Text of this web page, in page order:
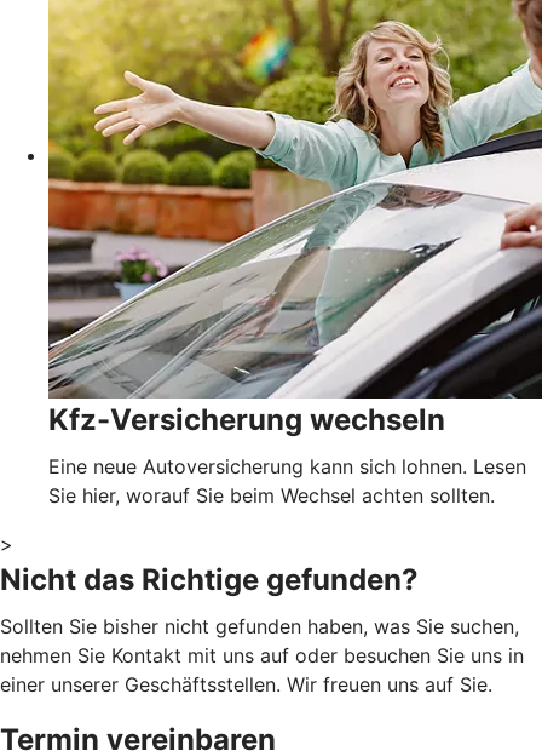
Kfz-Versicherung wechseln
Eine neue Autoversicherung kann sich lohnen. Lesen
Sie hier, worauf Sie beim Wechsel achten sollten.
>
Nicht das Richtige gefunden?
Sollten Sie bisher nicht gefunden haben, was Sie suchen,
nehmen Sie Kontakt mit uns auf oder besuchen Sie uns in
einer unserer Geschäftsstellen. Wir freuen uns auf Sie.
Termin vereinbaren